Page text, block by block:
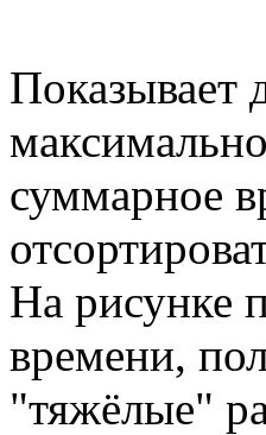
Показывает
суммарное
На рисунке
времени,
"тяжёлые"